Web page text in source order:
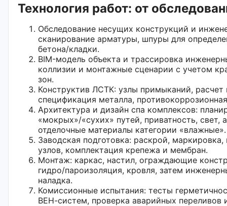
Технология работ: от
Обследование несущих конструкций и
сканирование арматуры, шпуры для
бетона/кладки.
BIM-модель объекта и трассировка
коллизии и монтажные сценарии с учетом
зон.
Конструктив ЛСТК: узлы примыканий, расчет
спецификация металла,
Архитектура и дизайн спа комплексов:
«мокрых»/«сухих» путей, приватность, свет,
отделочные материалы категории «влажные».
Заводская подготовка: раскрой, маркировка,
узлов, комплектация крепежа и мембран.
Монтаж: каркас, настил, ограждающие
гидро/пароизоляция, кровля, затем
наладка.
Комиссионные испытания: тесты
ВЕН-систем, проверка аварийных переливов